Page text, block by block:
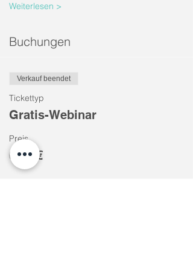
Weiterlesen >
Buchungen
Verkauf beendet
Tickettyp
Gratis-Webinar
Preis
0,00 €